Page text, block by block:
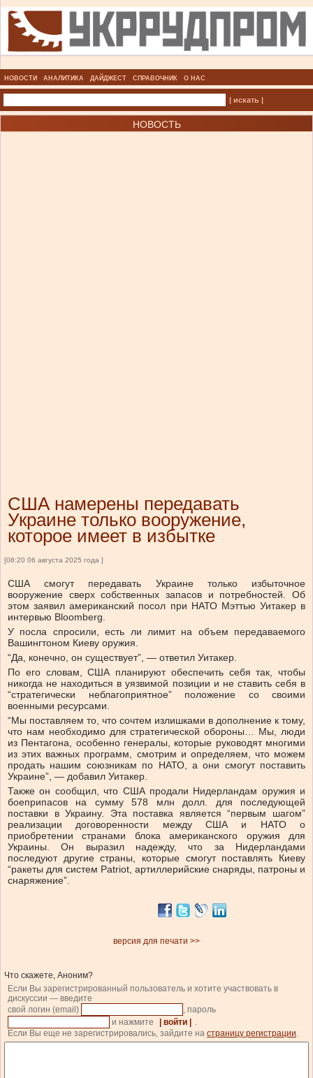
НОВОСТИ АНАЛИТИКА ДАЙДЖЕСТ СПРАВОЧНИК О НАС
| искать |
НОВОСТЬ
США намерены передавать
Украине только вооружение,
которое имеет в избытке
[08:20 06 августа 2025 года ]
США смогут передавать Украине только избыточное
вооружение сверх собственных запасов и потребностей. Об
этом заявил американский посол при НАТО Мэттью Уитакер в
интервью Bloomberg.
У посла спросили, есть ли лимит на объем передаваемого
Вашингтоном Киеву оружия.
“Да, конечно, он существует”, — ответил Уитакер.
По его словам, США планируют обеспечить себя так, чтобы
никогда не находиться в уязвимой позиции и не ставить себя в
“стратегически неблагоприятное” положение со своими
военными ресурсами.
“Мы поставляем то, что сочтем излишками в дополнение к тому,
что нам необходимо для стратегической обороны… Мы, люди
из Пентагона, особенно генералы, которые руководят многими
из этих важных программ, смотрим и определяем, что можем
продать нашим союзникам по НАТО, а они смогут поставить
Украине”, — добавил Уитакер.
Также он сообщил, что США продали Нидерландам оружия и
боеприпасов на сумму 578 млн долл. для последующей
поставки в Украину. Эта поставка является “первым шагом”
реализации договоренности между США и НАТО о
приобретении странами блока американского оружия для
Украины. Он выразил надежду, что за Нидерландами
последуют другие страны, которые смогут поставлять Киеву
“ракеты для систем Patriot, артиллерийские снаряды, патроны и
снаряжение”.
версия для печати >>
Что скажете, Аноним?
Если Вы зарегистрированный пользователь и хотите участвовать в
дискуссии — введите
свой логин (email)
, пароль
и нажмите
| войти |
.
Если Вы еще не зарегистрировались, зайдите на страницу регистрации.